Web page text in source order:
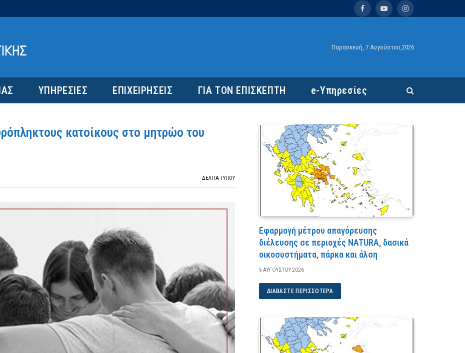
FacebookYouTubeInstagram
Παρασκευή, 7 Αυγούστου,2026
ΥΠΗΡΕΣΙΕΣ ΕΠΙΧΕΙΡΗΣΕΙΣ ΓΙΑ ΤΟΝ ΕΠΙΣΚΕΠΤΗ e-Υπηρεσίες
κατοίκους στο μητρώο του
ΔΕΛΤΙΑ ΤΥΠΟΥ
Εφαρμογή μέτρου απαγόρευσης
διέλευσης σε περιοχές NATURA, δασικά
οικοσυστήματα, πάρκα και άλση
5 ΑΥΓΟΎΣΤΟΥ 2026
ΔΙΑΒΆΣΤΕ ΠΕΡΙΣΣΌΤΕΡΑ